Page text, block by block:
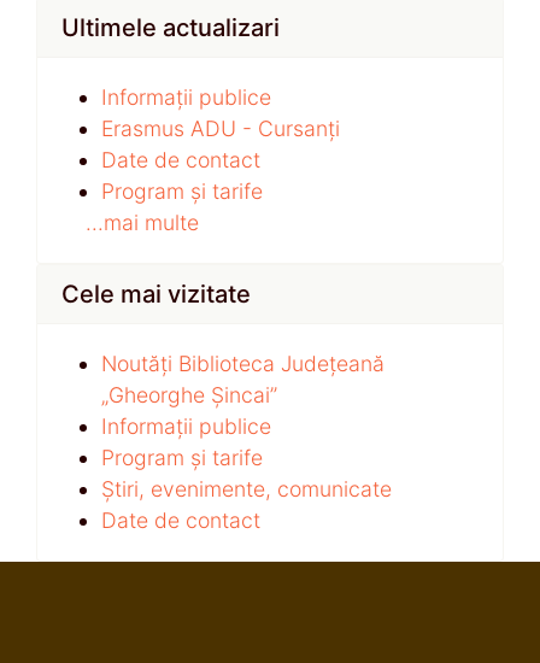
Ultimele actualizari
Informații publice
Erasmus ADU - Cursanți
Date de contact
Program și tarife
...mai multe
Cele mai vizitate
Noutăți Biblioteca Județeană
„Gheorghe Șincai”
Informații publice
Program și tarife
Știri, evenimente, comunicate
Date de contact